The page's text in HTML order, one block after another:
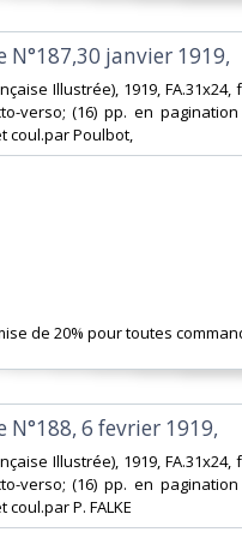
janvier 1919,‎
Illustrée), 1919,
verso; (16) pp. en
coul.par Poulbot,‎
de 20% pour toutes
6 fevrier 1919,‎
Illustrée), 1919,
verso; (16) pp. en
P. FALKE‎